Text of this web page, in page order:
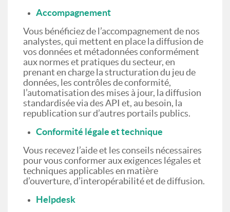
Accompagnement
Vous bénéficiez de l’accompagnement de nos
analystes, qui mettent en place la diffusion de
vos données et métadonnées conformément
aux normes et pratiques du secteur, en
prenant en charge la structuration du jeu de
données, les contrôles de conformité,
l’automatisation des mises à jour, la diffusion
standardisée via des API et, au besoin, la
republication sur d’autres portails publics.
Conformité légale et technique
Vous recevez l’aide et les conseils nécessaires
pour vous conformer aux exigences légales et
techniques applicables en matière
d’ouverture, d’interopérabilité et de diffusion.
Helpdesk